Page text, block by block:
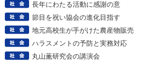
長年にわたる活動に感謝の意
節目を祝い協会の進化目指す
地元高校生が手がけた農産物販売
ハラスメントの予防と実務対応
丸山薫研究会の講演会